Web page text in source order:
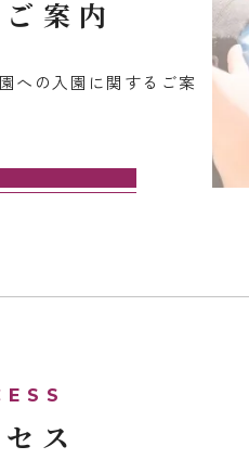
案内
への入園に関するご案
ス